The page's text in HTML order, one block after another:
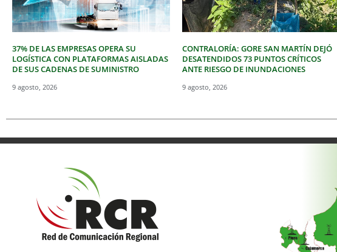
37% DE LAS EMPRESAS OPERA SU
LOGÍSTICA CON PLATAFORMAS AISLADAS
DE SUS CADENAS DE SUMINISTRO
9 agosto, 2026
CONTRALORÍA: GORE SAN MARTÍN DEJÓ
DESATENDIDOS 73 PUNTOS CRÍTICOS
ANTE RIESGO DE INUNDACIONES
9 agosto, 2026